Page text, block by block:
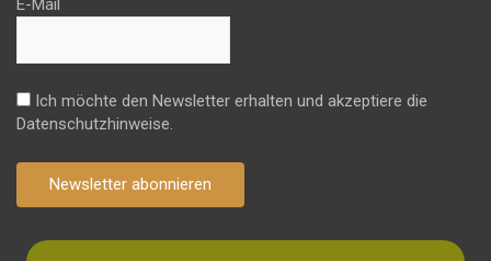
E-Mail
Ich möchte den Newsletter erhalten und akzeptiere die
Datenschutzhinweise.
Newsletter abonnieren